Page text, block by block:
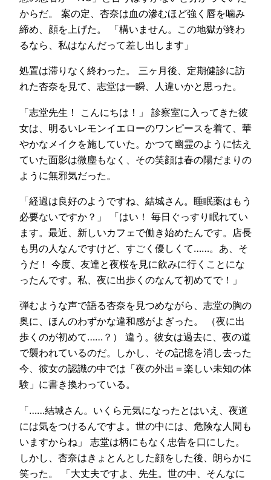
からだ。 案の定、杏奈は血の滲むほど強く唇を噛み
締め、顔を上げた。 「構いません。この地獄が終わ
るなら、私はなんだって差し出します」
処置は滞りなく終わった。 三ヶ月後、定期健診に訪
れた杏奈を見て、志堂は一瞬、人違いかと思った。
「志堂先生！ こんにちは！」 診察室に入ってきた彼
女は、明るいレモンイエローのワンピースを着て、華
やかなメイクを施していた。かつて幽霊のように怯え
ていた面影は微塵もなく、その笑顔は春の陽だまりの
ように無邪気だった。
「経過は良好のようですね、結城さん。睡眠薬はもう
必要ないですか？」 「はい！ 毎日ぐっすり眠れてい
ます。最近、新しいカフェで働き始めたんです。店長
も男の人なんですけど、すごく優しくて……。あ、そ
うだ！ 今度、友達と夜桜を見に飲みに行くことにな
ったんです。私、夜に出歩くのなんて初めてで！」
弾むような声で語る杏奈を見つめながら、志堂の胸の
奥に、ほんのわずかな違和感がよぎった。 （夜に出
歩くのが初めて……？） 違う。彼女は過去に、夜の道
で襲われているのだ。しかし、その記憶を消し去った
今、彼女の認識の中では「夜の外出＝楽しい未知の体
験」に書き換わっている。
「……結城さん。いくら元気になったとはいえ、夜道
には気をつけるんですよ。世の中には、危険な人間も
いますからね」 志堂は柄にもなく忠告を口にした。
しかし、杏奈はきょとんとした顔をした後、朗らかに
笑った。 「大丈夫ですよ、先生。世の中、そんなに